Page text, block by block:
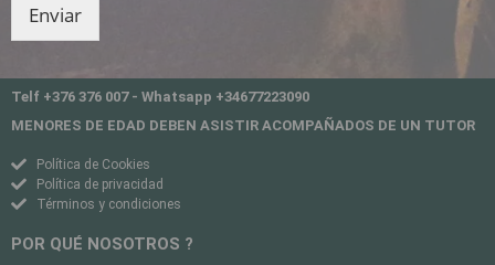
Enviar
Telf +376 376 007 - Whatsapp +34677223090
MENORES DE EDAD DEBEN ASISTIR ACOMPAÑADOS DE UN TUTOR
Política de Cookies
Política de privacidad
Términos y condiciones
POR QUÉ NOSOTROS ?